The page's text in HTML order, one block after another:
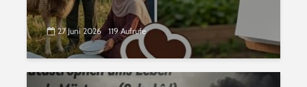
27 Juni 2026 119 Aufrufe